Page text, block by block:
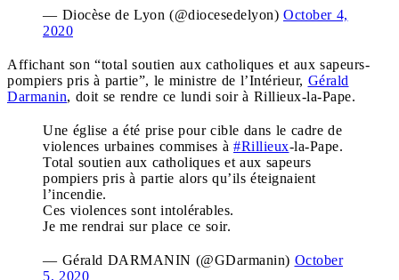
— Diocèse de Lyon (@diocesedelyon) October 4,
2020
Affichant son “total soutien aux catholiques et aux sapeurs-
pompiers pris à partie”, le ministre de l’Intérieur, Gérald
Darmanin, doit se rendre ce lundi soir à Rillieux-la-Pape.
Une église a été prise pour cible dans le cadre de
violences urbaines commises à #Rillieux-la-Pape.
Total soutien aux catholiques et aux sapeurs
pompiers pris à partie alors qu’ils éteignaient
l’incendie.
Ces violences sont intolérables.
Je me rendrai sur place ce soir.
— Gérald DARMANIN (@GDarmanin) October
5, 2020